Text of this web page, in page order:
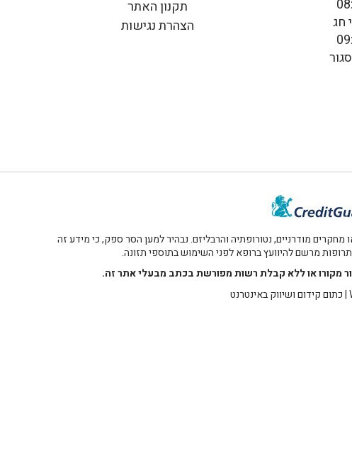
חג
תקנון האתר
הצהרת נגישות
מודרניים, נטורופתיה והרבליזם. נבהיר למען הסר ספק, כי מידע זה
תרופות מרשם להיוועץ ברופא לפני השימוש בתוספי תזונה.
מקורו או ללא קבלת רשות מפורשת בכתב מבעלי אתר זה.
|כתום קידום ושיווק באינטרנט